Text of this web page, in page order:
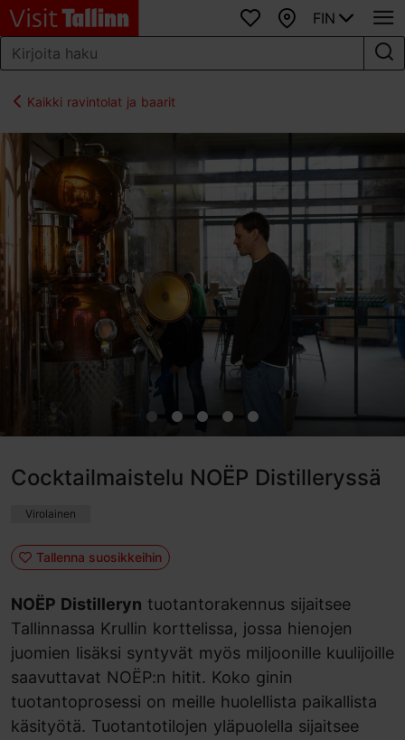
SuosikitKartta
FIN
Kaikki ravintolat ja baarit
Cocktailmaistelu NOËP Distilleryssä
Virolainen
Tallenna suosikkeihin
NOËP Distilleryn tuotantorakennus sijaitsee
Tallinnassa Krullin korttelissa, jossa hienojen
juomien lisäksi syntyvät myös miljoonille kuulijoille
saavuttavat NOËP:n hitit. Koko ginin
tuotantoprosessi on meille huolellista paikallista
käsityötä. Tuotantotilojen yläpuolella sijaitsee